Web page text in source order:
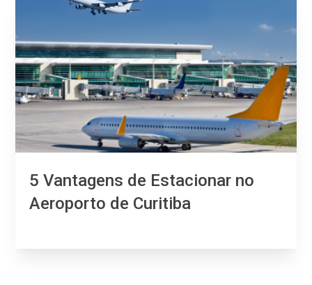
5 Vantagens de Estacionar no
Aeroporto de Curitiba